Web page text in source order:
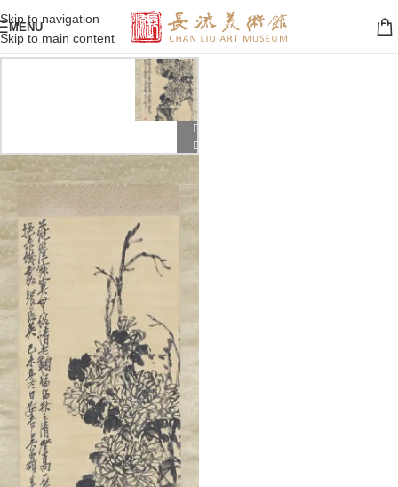
Skip to navigation
Skip to main content
MENU